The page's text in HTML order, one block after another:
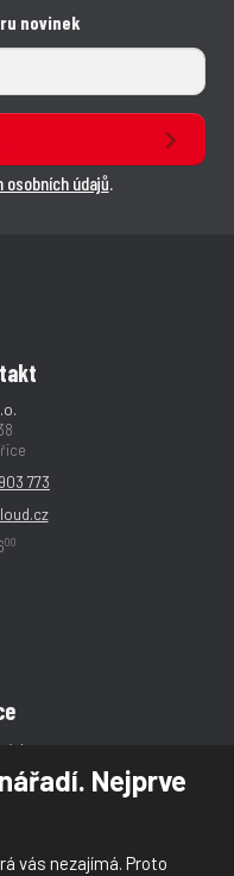
Nejprve
vás nezajímá. Proto
novinek
osobních údajů.
773
00